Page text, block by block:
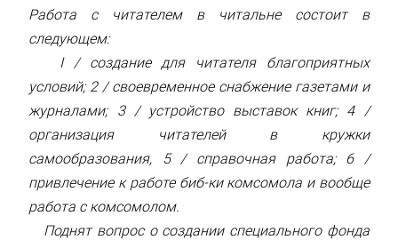
Работа с читателем в читальне состоит в
следующем:
I / создание для читателя благоприятных
условий; 2 / своевременное снабжение газетами и
журналами; 3 / устройство выставок книг; 4 /
организация читателей в кружки
самообразования, 5 / справочная работа; 6 /
привлечение к работе биб-ки комсомола и вообще
работа с комсомолом.
Поднят вопрос о создании специального фонда